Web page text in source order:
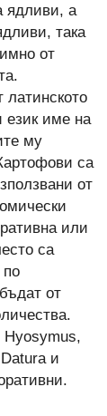
ядливи, а
така
от
латинското
език име на
му
са
от
или
са
по
от
Hyosymus,
и